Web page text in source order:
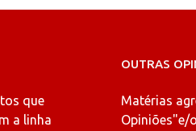
que
a linha
OUTRAS
Matérias
Opiniões"e/